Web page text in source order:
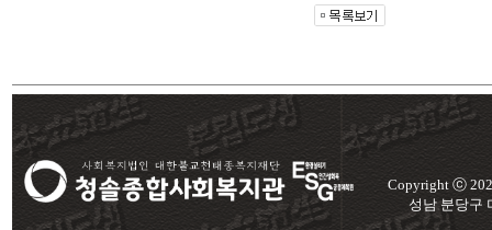
Copyright ⓒ
성남 분당구